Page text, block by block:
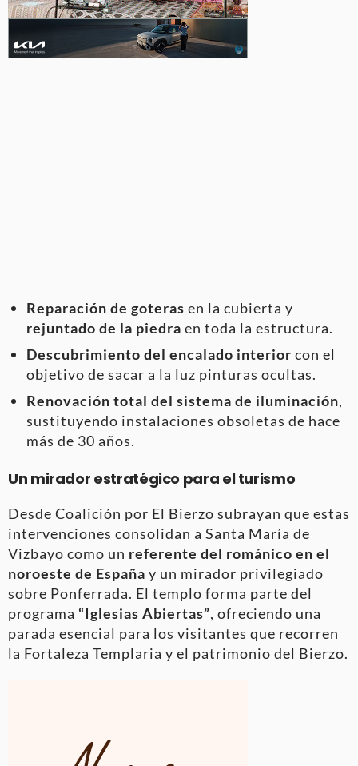
Reparación de goteras en la cubierta y
rejuntado de la piedra en toda la estructura.
Descubrimiento del encalado interior con el
objetivo de sacar a la luz pinturas ocultas.
Renovación total del sistema de iluminación,
sustituyendo instalaciones obsoletas de hace
más de 30 años.
Un mirador estratégico para el turismo
Desde Coalición por El Bierzo subrayan que estas
intervenciones consolidan a Santa María de
Vizbayo como un referente del románico en el
noroeste de España y un mirador privilegiado
sobre Ponferrada. El templo forma parte del
programa “Iglesias Abiertas”, ofreciendo una
parada esencial para los visitantes que recorren
la Fortaleza Templaria y el patrimonio del Bierzo.